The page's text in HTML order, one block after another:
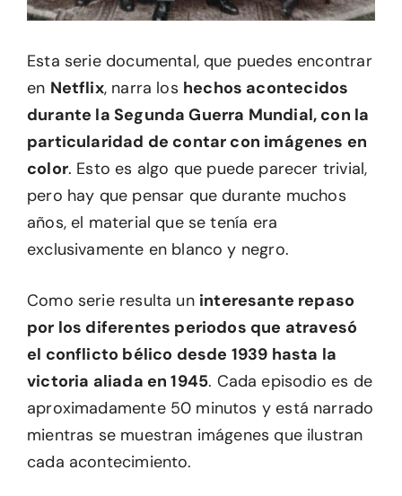
Esta serie documental, que puedes encontrar
en Netflix, narra los hechos acontecidos
durante la Segunda Guerra Mundial, con la
particularidad de contar con imágenes en
color. Esto es algo que puede parecer trivial,
pero hay que pensar que durante muchos
años, el material que se tenía era
exclusivamente en blanco y negro.
Como serie resulta un interesante repaso
por los diferentes periodos que atravesó
el conflicto bélico desde 1939 hasta la
victoria aliada en 1945. Cada episodio es de
aproximadamente 50 minutos y está narrado
mientras se muestran imágenes que ilustran
cada acontecimiento.